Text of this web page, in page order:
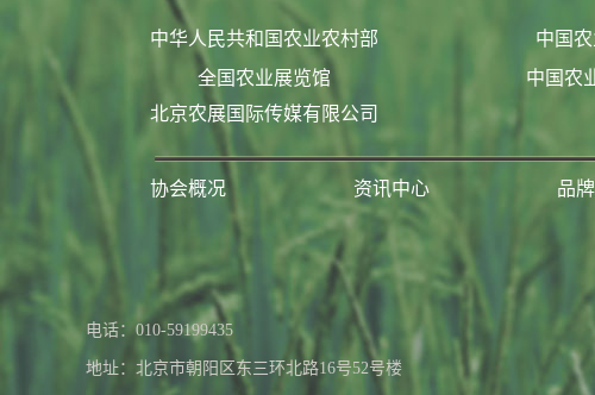
中华人民共和国农业农村部
全国农业展览馆
北京农展国际传媒有限公司
中国
中国农
协会概况 资讯中心 品
电话：010-59199435
地址：北京市朝阳区东三环北路16号52号楼